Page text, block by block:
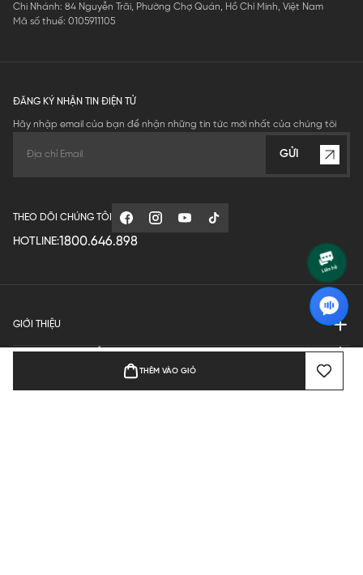
THÊM VÀO GIỎ
Chi Nhánh: 84 Nguyễn Trãi, Phường Chợ Quán, Hồ Chí Minh, Việt Nam
Mã số thuế: 0105911105
ĐĂNG KÝ NHẬN TIN ĐIỆN TỬ
Hãy nhập email của bạn để nhận những tin tức mới nhất của chúng tôi
GỬI
THEO DÕI CHÚNG TÔI
HOTLINE:1800.646.898
GIỚI THIỆU
QUY ĐỊNH HOẠT ĐỘNG